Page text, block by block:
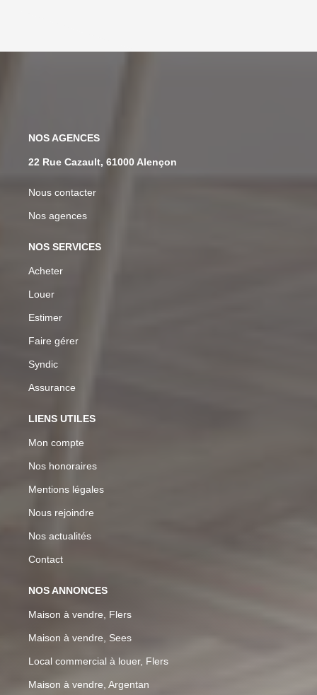
NOS AGENCES
22 Rue Cazault, 61000 Alençon
Nous contacter
Nos agences
NOS SERVICES
Acheter
Louer
Estimer
Faire gérer
Syndic
Assurance
LIENS UTILES
Mon compte
Nos honoraires
Mentions légales
Nous rejoindre
Nos actualités
Contact
NOS ANNONCES
Maison à vendre, Flers
Maison à vendre, Sees
Local commercial à louer, Flers
Maison à vendre, Argentan